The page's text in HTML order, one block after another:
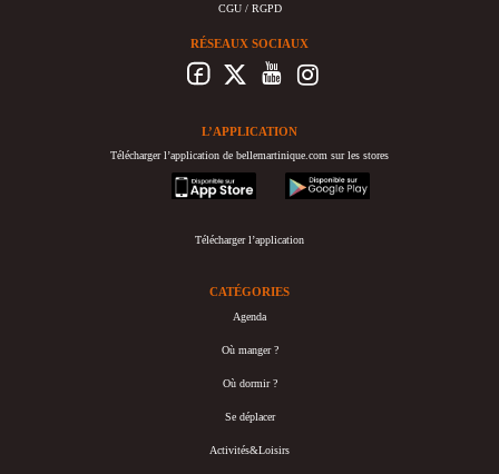
CGU / RGPD
RÉSEAUX SOCIAUX
L’APPLICATION
Télécharger l’application de bellemartinique.com sur les stores
appstore
googleplay
Télécharger l’application
CATÉGORIES
Agenda
Où manger ?
Où dormir ?
Se déplacer
Activités&Loisirs